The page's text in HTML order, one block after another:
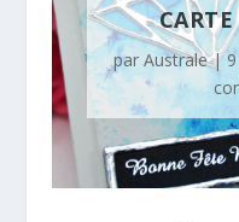
par Australe|